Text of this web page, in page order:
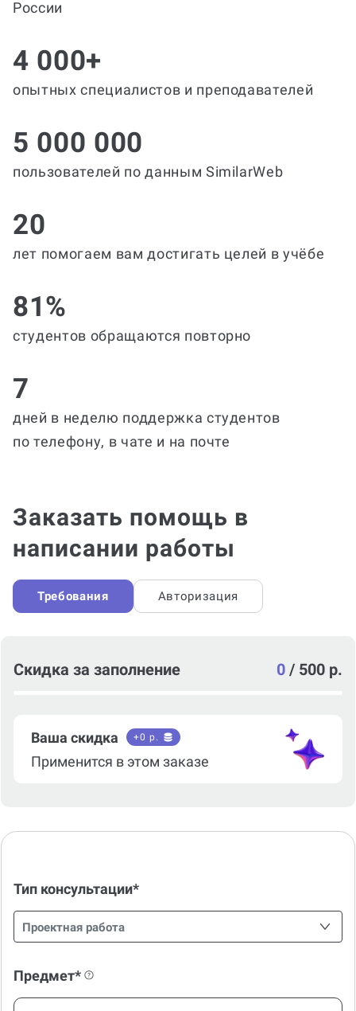
России
4 000+
опытных специалистов и преподавателей
5 000 000
пользователей по данным SimilarWeb
20
лет помогаем вам достигать целей в учёбе
81%
студентов обращаются повторно
7
дней в неделю поддержка студентов
по телефону, в чате и на почте
Заказать помощь в
написании работы
Требования Авторизация
Скидка за заполнение 0 / 500 р.
Ваша скидка +0 р.
Применится в этом заказе
Тип консультации*
Проектная работа
Предмет*